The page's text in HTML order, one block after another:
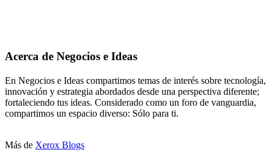
Acerca de Negocios e Ideas
En Negocios e Ideas compartimos temas de interés sobre tecnología,
innovación y estrategia abordados desde una perspectiva diferente;
fortaleciendo tus ideas. Considerado como un foro de vanguardia,
compartimos un espacio diverso: Sólo para ti.
Más de Xerox Blogs